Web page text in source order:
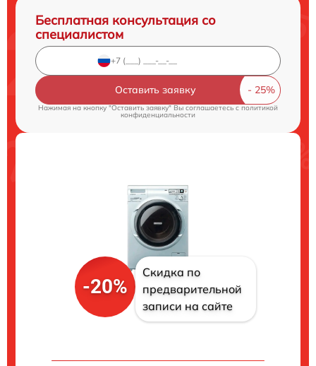
Бесплатная консультация со
специалистом
Оставить заявку
Нажимая на кнопку "Оставить заявку" Вы соглашаетесь cполитикой
конфиденциальности
-20%
Скидка по
предварительной
записи на сайте